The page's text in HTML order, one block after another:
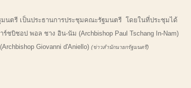
ตรี เป็นประธานการประชุมคณะรัฐมนตรี โดยในที่ประชุมได้
บิชอป พอล ชาง อิน-นัม (Archbishop Paul Tschang In-Nam)
Giovanni d'Aniello) (ข่าวสำนักนายกรัฐมนตรี)